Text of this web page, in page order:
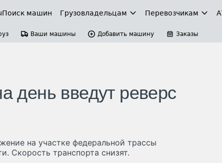
Поиск машин Грузовладельцам Перевозчикам
Ваши машины Добавить машину Заказы
день введут реверс
на участке федеральной трассы
Скорость транспорта снизят.